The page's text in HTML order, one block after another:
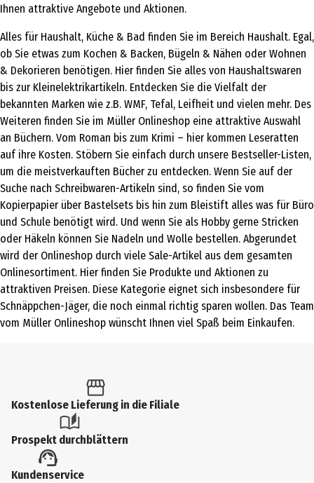
Ihnen attraktive Angebote und Aktionen.
Alles für Haushalt, Küche & Bad finden Sie im Bereich Haushalt. Egal,
ob Sie etwas zum Kochen & Backen, Bügeln & Nähen oder Wohnen
& Dekorieren benötigen. Hier finden Sie alles von Haushaltswaren
bis zur Kleinelektrikartikeln. Entdecken Sie die Vielfalt der
bekannten Marken wie z.B. WMF, Tefal, Leifheit und vielen mehr. Des
Weiteren finden Sie im Müller Onlineshop eine attraktive Auswahl
an Büchern. Vom Roman bis zum Krimi – hier kommen Leseratten
auf ihre Kosten. Stöbern Sie einfach durch unsere Bestseller-Listen,
um die meistverkauften Bücher zu entdecken. Wenn Sie auf der
Suche nach Schreibwaren-Artikeln sind, so finden Sie vom
Kopierpapier über Bastelsets bis hin zum Bleistift alles was für Büro
und Schule benötigt wird. Und wenn Sie als Hobby gerne Stricken
oder Häkeln können Sie Nadeln und Wolle bestellen. Abgerundet
wird der Onlineshop durch viele Sale-Artikel aus dem gesamten
Onlinesortiment. Hier finden Sie Produkte und Aktionen zu
attraktiven Preisen. Diese Kategorie eignet sich insbesondere für
Schnäppchen-Jäger, die noch einmal richtig sparen wollen. Das Team
vom Müller Onlineshop wünscht Ihnen viel Spaß beim Einkaufen.
Kostenlose Lieferung in die Filiale
Prospekt durchblättern
Kundenservice